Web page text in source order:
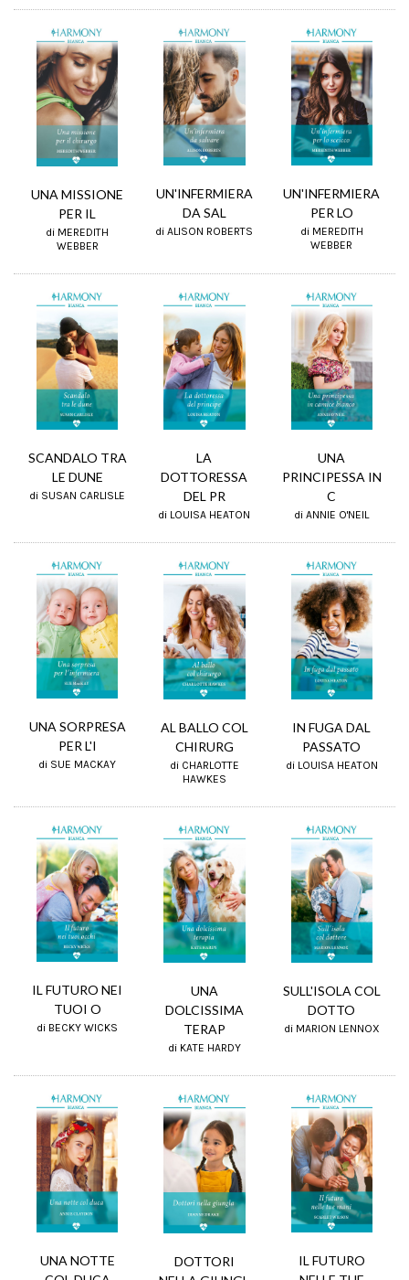
UNA MISSIONE
PER IL
di MEREDITH
WEBBER
UN'INFERMIERA
DA SAL
di ALISON ROBERTS
UN'INFERMIERA
PER LO
di MEREDITH
WEBBER
SCANDALO TRA
LE DUNE
di SUSAN CARLISLE
LA
DOTTORESSA
DEL PR
di LOUISA HEATON
UNA
PRINCIPESSA IN
C
di ANNIE O'NEIL
UNA SORPRESA
PER L'I
di SUE MACKAY
AL BALLO COL
CHIRURG
di CHARLOTTE
HAWKES
IN FUGA DAL
PASSATO
di LOUISA HEATON
IL FUTURO NEI
TUOI O
di BECKY WICKS
UNA
DOLCISSIMA
TERAP
di KATE HARDY
SULL'ISOLA COL
DOTTO
di MARION LENNOX
UNA NOTTE
DOTTORI
IL FUTURO